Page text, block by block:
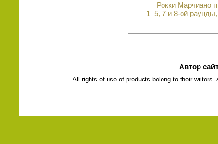
Рокки Марчиано
1–5, 7 и 8-ой
Автор
All rights of use of products belong to their